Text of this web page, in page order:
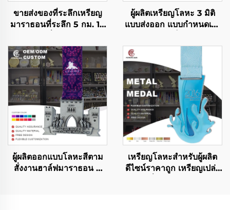
ขายส่งของที่ระลึกเหรียญ
มาราธอนที่ระลึก 5 กม. 10
โลหะ
ผู้ผลิตเหรียญโลหะ 3 มิติ
แบบส่งออก แบบกำหนดเอง
จากโลหะผสมสังกะสี สีทอง
ผู้ผลิตออกแบบโลหะสีตาม
สั่งงานฮาล์ฟมาราธอน 5
เหรียญโลหะสำหรับผู้ผลิต
ดีไซน์ราคาถูก เหรียญเปล่า